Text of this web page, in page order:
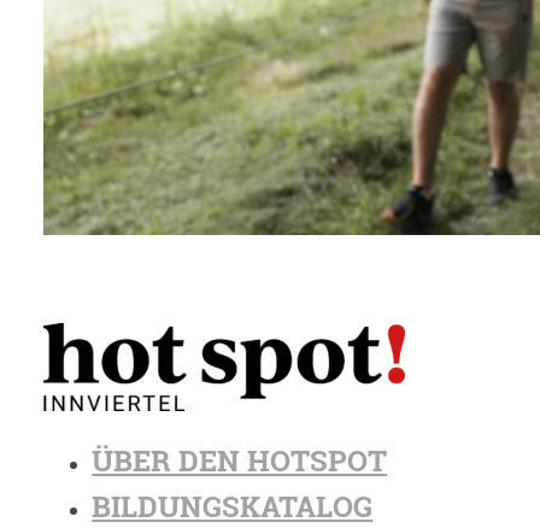
ÜBER DEN HOTSPOT
BILDUNGSKATALOG